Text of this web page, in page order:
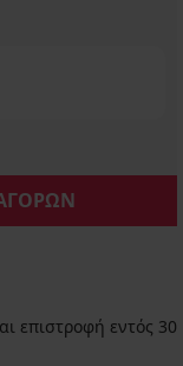
επιστροφή εντός 30